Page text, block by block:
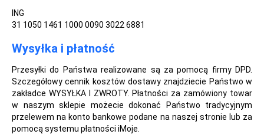
ING
31 1050 1461 1000 0090 3022 6881
Wysyłka i płatność
Przesyłki do Państwa realizowane są za pomocą firmy DPD.
Szczegółowy cennik kosztów dostawy znajdziecie Państwo w
zakładce WYSYŁKA I ZWROTY. Płatności za zamówiony towar
w naszym sklepie możecie dokonać Państwo tradycyjnym
przelewem na konto bankowe podane na naszej stronie lub za
pomocą systemu płatności iMoje.